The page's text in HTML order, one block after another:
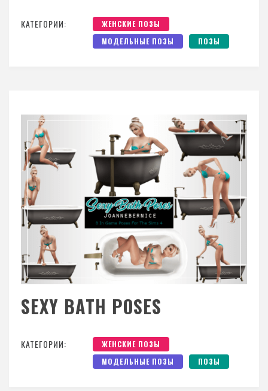
КАТЕГОРИИ:
ЖЕНСКИЕ ПОЗЫ
МОДЕЛЬНЫЕ ПОЗЫ
ПОЗЫ
SEXY BATH POSES
КАТЕГОРИИ:
ЖЕНСКИЕ ПОЗЫ
МОДЕЛЬНЫЕ ПОЗЫ
ПОЗЫ